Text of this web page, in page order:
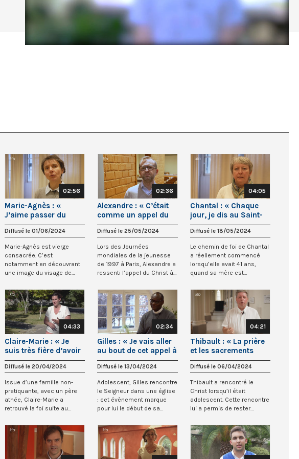
02:56
Marie-Agnès : «
J’aime passer du
temps à l’adoration
du Saint-Sacrement »
Diffusé le 01/06/2024
Marie-Agnès est vierge
consacrée. C’est
notamment en découvrant
une image du visage de
02:36
Alexandre : « C’était
comme un appel du
Seigneur qui disait
"Viens, suis-moi !" »
Diffusé le 25/05/2024
Lors des Journées
mondiales de la jeunesse
de 1997 à Paris, Alexandre a
ressenti l’appel du Christ à
04:05
Chantal : « Chaque
jour, je dis au Saint-
Esprit que je suis
disponible »
Diffusé le 18/05/2024
Le chemin de foi de Chantal
a réellement commencé
lorsqu’elle avait 41 ans,
quand sa mère est
04:33
Claire-Marie : « Je
suis très fière d’avoir
dans ma vie cet ami,
ce père, ce
confident... »
Diffusé le 20/04/2024
Issue d’une famille non-
pratiquante, avec un père
athée, Claire-Marie a
retrouvé la foi suite au
02:34
Gilles : « Je vais aller
au bout de cet appel à
servir en étant un
frère universel »
Diffusé le 13/04/2024
Adolescent, Gilles rencontre
le Seigneur dans une église
: cet évènement marque
pour lui le début de sa
04:21
Thibault : « La prière
et les sacrements
sont indispensables
pour ma vie »
Diffusé le 06/04/2024
Thibault a rencontré le
Christ lorsqu’il était
adolescent. Cette rencontre
lui a permis de rester